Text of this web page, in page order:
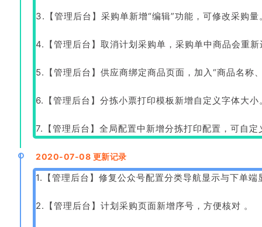
3.【管理后台】采购单新增“编辑”功能，可修改采购量
4.【管理后台】取消计划采购单，采购单中商品会重
5.【管理后台】供应商绑定商品页面，加入“商品名称
6.【管理后台】分拣小票打印模板新增自定义字体大小
7.【管理后台】全局配置中新增分拣打印配置，可自
2020-07-08 更新记录
1.【管理后台】修复公众号配置分类导航显示与下单
2.【管理后台】计划采购页面新增序号，方便核对 。